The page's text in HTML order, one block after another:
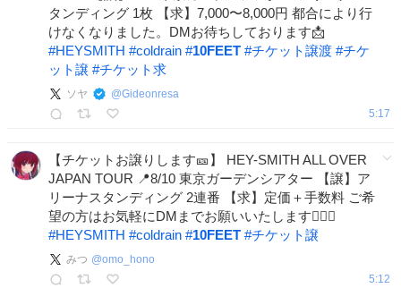
タンディング 1枚 【求】7,000〜8,000円 都合により行
けなくなりました。DMお待ちしております📩
#HEYSMITH #coldrain #10FEET #チケット譲渡 #チケ
ット譲 #チケット求
ソヤ @Gideonresa
5:17
【チケットお譲りします🎫】 HEY-SMITH ALL OVER
JAPAN TOUR 📍8/10 東京ガーデンシアター 【譲】ア
リーナスタンディング 2連番 【求】定価＋手数料 ご希
望の方はお気軽にDMまでお願いいたします🙇‍♀️✨
#HEYSMITH #coldrain #10FEET #チケット譲
みつ @omo_hono
5:12